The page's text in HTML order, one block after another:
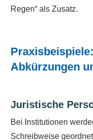
Regen“ als Zusatz.
Abkürzungen
Juristische
Bei Institutionen
Schreibweise